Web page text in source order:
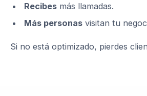
Recibes más llamadas.
Más personas visitan tu
Si no está optimizado, pierdes